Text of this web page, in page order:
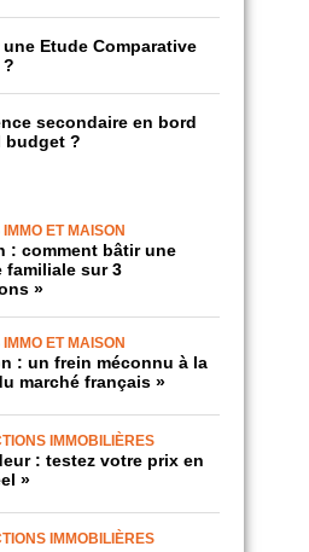
Etude Comparative
?
secondaire en bord
budget ?
ET MAISON
: comment bâtir une
familiale sur 3
»
ET MAISON
: un frein méconnu à la
marché français »
IMMOBILIÈRES
: testez votre prix en
»
IMMOBILIÈRES